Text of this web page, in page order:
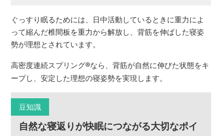
ぐっすり眠るためには、日中活動しているときに重力によ
って縮んだ椎間板を重力から解放し、背筋を伸ばした寝姿
勢が理想とされています。
高密度連続スプリング®なら、背筋が自然に伸びた状態をキ
ープし、安定した理想の寝姿勢を実現します。
豆知識
自然な寝返りが快眠につながる大切なポイ